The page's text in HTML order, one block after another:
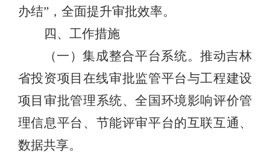
办结”，全面提升审批效率。
四、工作措施
（一）集成整合平台系统。推动吉林
省投资项目 在线审批监管平台与工程建设
项目审批管理 系统、全国环境影响评价管
理信息平台 、 节能评审平台的互联互通 、
数据共享。